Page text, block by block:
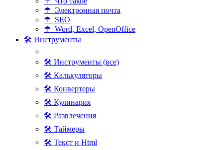
☂ Электронная почта
☂ SEO
☂ Word, Excel, OpenOffice
🛠 Инструменты
🛠 Инструменты (все)
🛠 Калькуляторы
🛠 Конвертеры
🛠 Кулинария
🛠 Развлечения
🛠 Таймеры
🛠 Текст и Html